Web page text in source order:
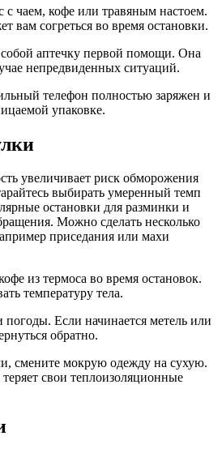
с чаем, кофе или травяным настоем.
вам согреться во время остановки.
собой аптечку первой помощи. Она
непредвиденных ситуаций.
телефон полностью заряжен и
упаковке.
увеличивает риск обморожения
выбирать умеренный темп
остановки для разминки и
Можно сделать несколько
приседания или махи
из термоса во время остановок.
температуру тела.
погоды. Если начинается метель или
обратно.
смените мокрую одежду на сухую.
свои теплоизоляционные